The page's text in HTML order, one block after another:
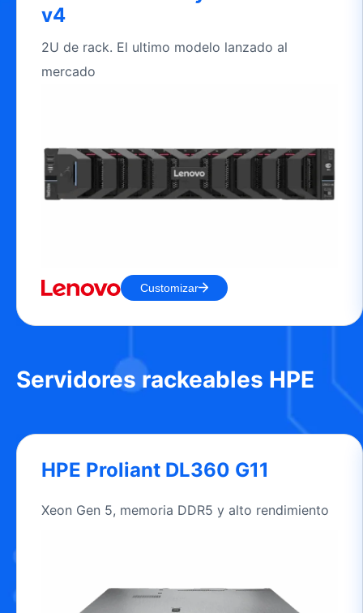
v4
2U de rack. El ultimo modelo lanzado al
mercado
Customizar
Servidores rackeables HPE
HPE Proliant DL360 G11
Xeon Gen 5, memoria DDR5 y alto rendimiento